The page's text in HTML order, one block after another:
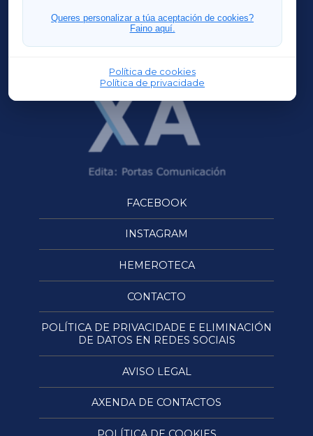
Queres personalizar a túa aceptación de cookies?
Faino aquí.
Política de cookies
Política de privacidade
FERROLXA
OURENSEXA
FACEBOOK
INSTAGRAM
HEMEROTECA
CONTACTO
POLÍTICA DE PRIVACIDADE E ELIMINACIÓN
DE DATOS EN REDES SOCIAIS
AVISO LEGAL
AXENDA DE CONTACTOS